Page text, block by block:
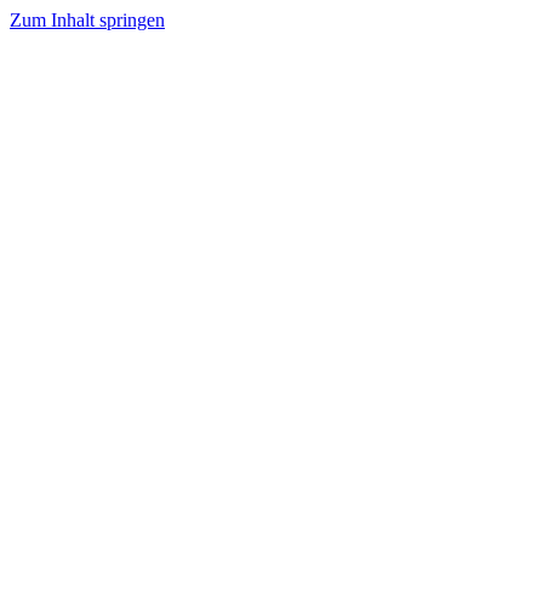
Zum Inhalt springen